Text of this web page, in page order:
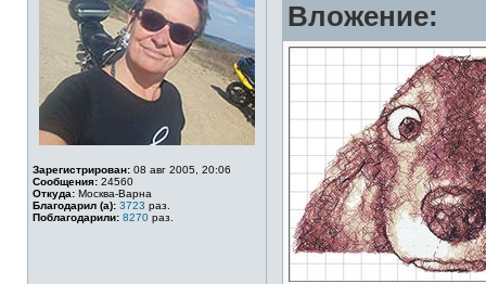
Зарегистрирован: 08 авг 2005, 20:06
Сообщения: 24560
Откуда: Москва-Варна
Благодарил (а): 3723 раз.
Поблагодарили: 8270 раз.
Вложение: